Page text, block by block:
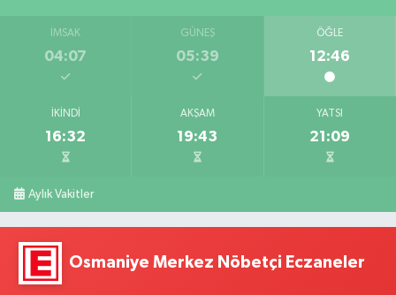
İMSAK
04:07
GÜNEŞ
05:39
ÖĞLE
12:46
İKINDI
16:32
AKŞAM
19:43
YATSI
21:09
Aylık Vakitler
Osmaniye Merkez Nöbetçi Eczaneler